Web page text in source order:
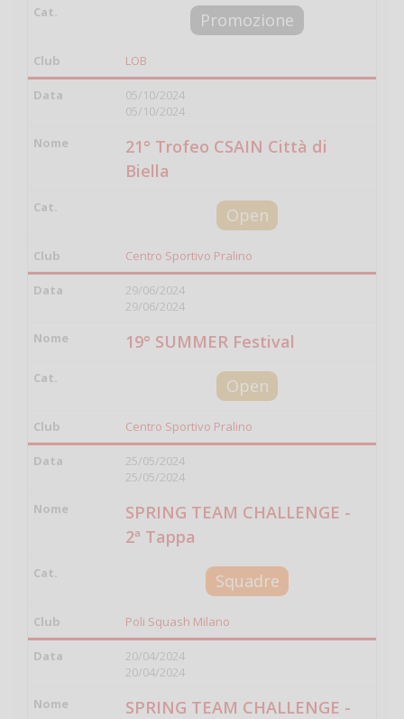
Promozione
LOB
05/10/2024
05/10/2024
21° Trofeo CSAIN Città di
Biella
Open
Centro Sportivo Pralino
29/06/2024
29/06/2024
19° SUMMER Festival
Open
Centro Sportivo Pralino
25/05/2024
25/05/2024
SPRING TEAM CHALLENGE -
2ª Tappa
Squadre
Poli Squash Milano
20/04/2024
20/04/2024
SPRING TEAM CHALLENGE -